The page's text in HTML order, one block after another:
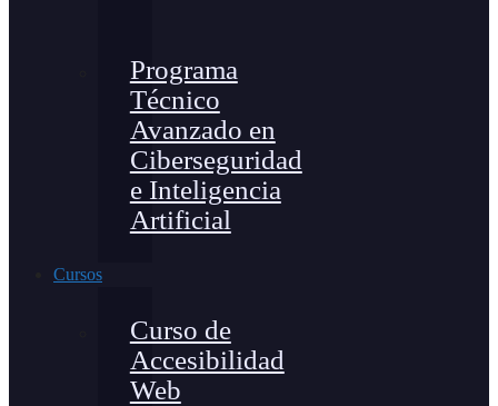
Programa
Técnico
Avanzado en
Ciberseguridad
e Inteligencia
Artificial
Cursos
Curso de
Accesibilidad
Web